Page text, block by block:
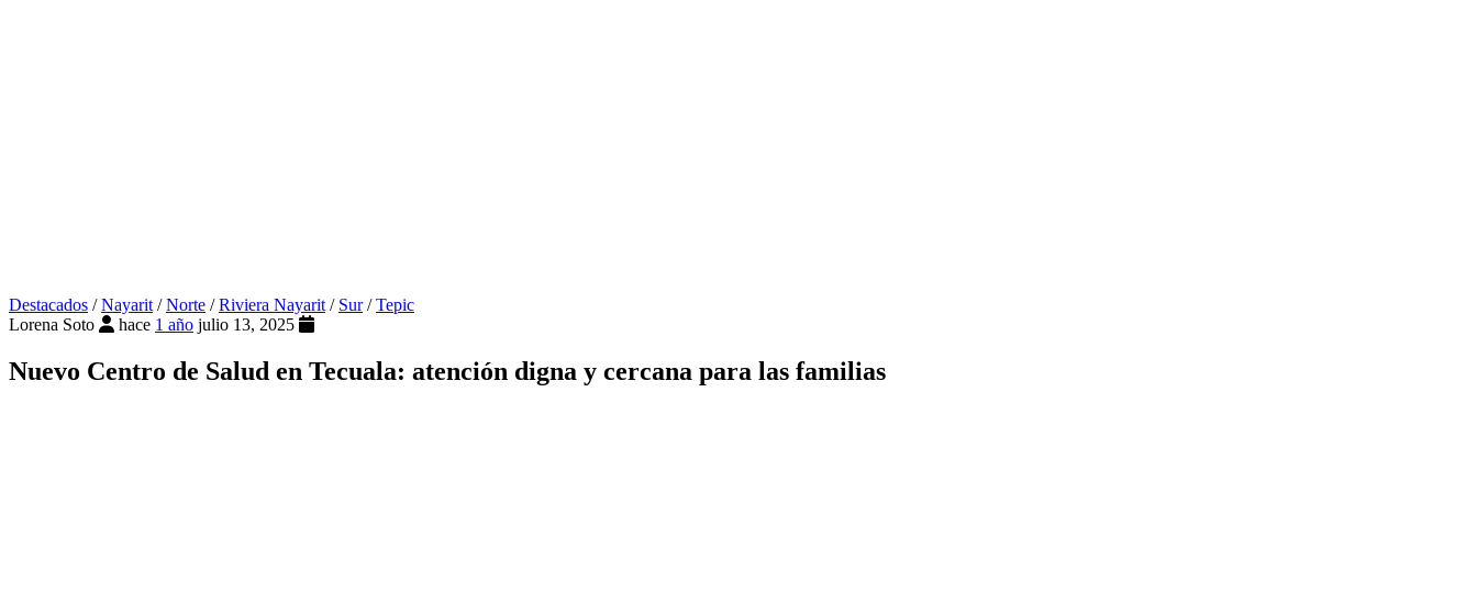
Destacados /Nayarit/Norte /Riviera Nayarit/ Sur/Tepic
Lorena Soto
hace 1 año julio 13, 2025
Nuevo Centro de Salud en Tecuala: atención digna y cercana para las familias